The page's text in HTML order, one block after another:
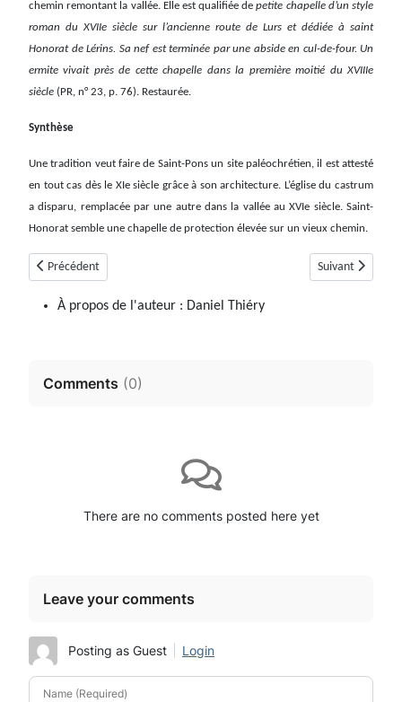
chemin remontant la vallée. Elle est qualifiée depetite chapelle d’un style
roman du XVIIe siècle sur l’ancienne route de Lurs et dédiée à saint
Honorat de Lérins. Sa nef est terminée par une abside en cul-de-four. Un
ermite vivait près de cette chapelle dans la première moitié du XVIIIe
siècle (PR, n° 23, p. 76). Restaurée.
Synthèse
Une tradition veut faire de Saint-Pons un site paléochrétien, il est attesté
en tout cas dès le XIe siècle grâce à son architecture. L’église du castrum
a disparu, remplacée par une autre dans la vallée au XVIe siècle. Saint-
Honorat semble une chapelle de protection élevée sur un vieux chemin.
Article précédent : Valaloire
Précédent Article suivant :
Suivant
À propos de l'auteur : Daniel Thiéry
Comments (0)
There are no comments posted here yet
Leave your comments
Posting as Guest Login
Name (Required)